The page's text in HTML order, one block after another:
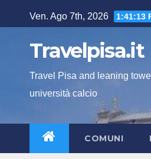
al
contenuto
Ven. Ago 7th, 2026 1:41:14
Travelpisa.it
Travel Pisa and leaning
università calcio
COMUNI